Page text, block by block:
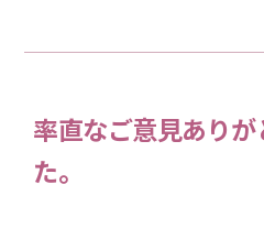
率直なご意見あり
た。